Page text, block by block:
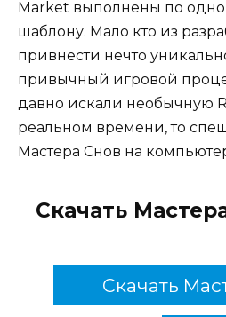
Market выполнены по
шаблону. Мало кто из
привнести нечто
привычный игровой
давно искали необычную
реальном времени, то
Мастера Снов на
Скачать
Скачать